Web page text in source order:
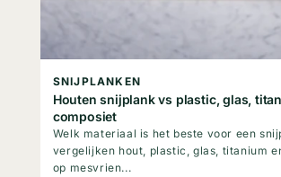
SNIJPLANKEN
Houten snijplank vs plastic, glas,
composiet
Welk materiaal is het beste voor een
vergelijken hout, plastic, glas, titanium
op mesvrien...